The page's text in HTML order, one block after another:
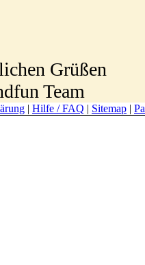
Grüßen
Team
| Hilfe / FAQ | Sitemap |